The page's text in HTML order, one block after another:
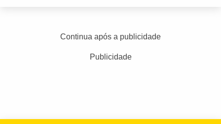
Continua após a publicidade
Publicidade